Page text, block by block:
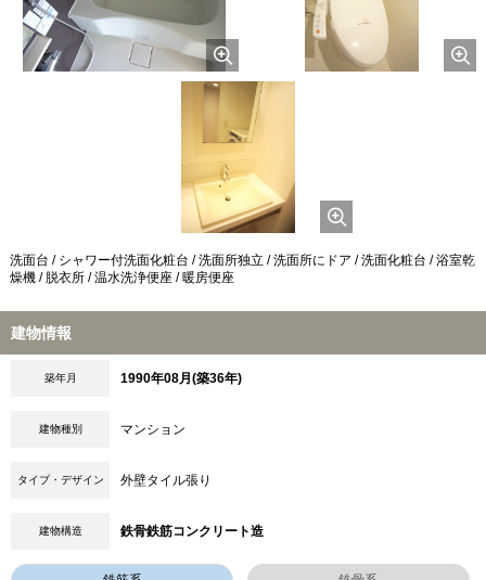
洗面台 / シャワー付洗面化粧台 / 洗面所独立 / 洗面所にドア / 洗面化粧台 / 浴室乾
燥機 / 脱衣所 / 温水洗浄便座 / 暖房便座
建物情報
築年月 1990年08月(築36年)
建物種別 マンション
タイプ・デザイン 外壁タイル張り
建物構造 鉄骨鉄筋コンクリート造